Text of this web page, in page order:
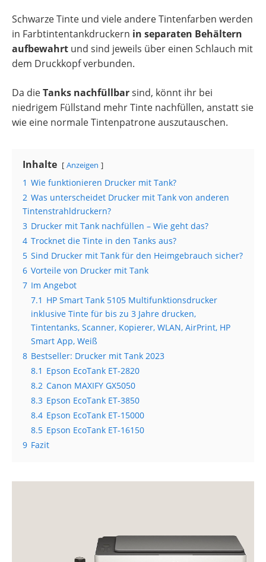
Schwarze Tinte und viele andere Tintenfarben werden
in Farbtintentankdruckern in separaten Behältern
aufbewahrt und sind jeweils über einen Schlauch mit
dem Druckkopf verbunden.
Da dieTanks nachfüllbarsind, könnt ihr bei
niedrigem Füllstand mehr Tinte nachfüllen, anstatt sie
wie eine normale Tintenpatrone auszutauschen.
Inhalte Anzeigen
1 Wie funktionieren Drucker mit Tank?
2 Was unterscheidet Drucker mit Tank von anderen
Tintenstrahldruckern?
3 Drucker mit Tank nachfüllen – Wie geht das?
4 Trocknet die Tinte in den Tanks aus?
5 Sind Drucker mit Tank für den Heimgebrauch sicher?
6 Vorteile von Drucker mit Tank
7 Im Angebot
7.1 HP Smart Tank 5105 Multifunktionsdrucker
inklusive Tinte für bis zu 3 Jahre drucken,
Tintentanks, Scanner, Kopierer, WLAN, AirPrint, HP
Smart App, Weiß
8 Bestseller: Drucker mit Tank 2023
8.1 Epson EcoTank ET-2820
8.2 Canon MAXIFY GX5050
8.3 Epson EcoTank ET-3850
8.4 Epson EcoTank ET-15000
8.5 Epson EcoTank ET-16150
9 Fazit